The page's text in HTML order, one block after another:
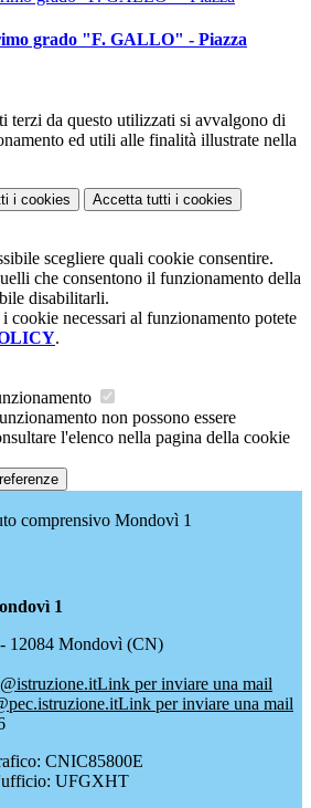
grado "F. GALLO" - Piazza
terzi da questo utilizzati si avvalgono di
ed utili alle finalità illustrate nella
i cookies Accetta tutti i cookies
scegliere quali cookie consentire.
che consentono il funzionamento della
disabilitarli.
cookie necessari al funzionamento potete
.
non possono essere
l'elenco nella pagina della cookie
comprensivo Mondovì 1
1
12084 Mondovì (CN)
Link per inviare una mail
Link per inviare una mail
CNIC85800E
UFGXHT